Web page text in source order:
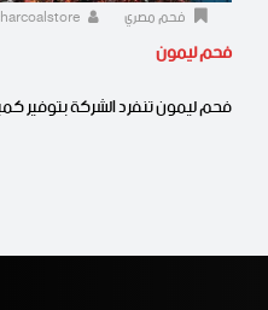
فحم مصري
فحم ليمون
فحم ليمون تنفرد الشركة بتوفير